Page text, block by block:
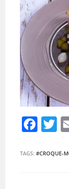
F
c
T
TAGS:#CROQUE-